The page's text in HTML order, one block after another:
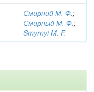
Смирний М. Ф.;
Смирный М. Ф.;
Smyrnyi M. F.